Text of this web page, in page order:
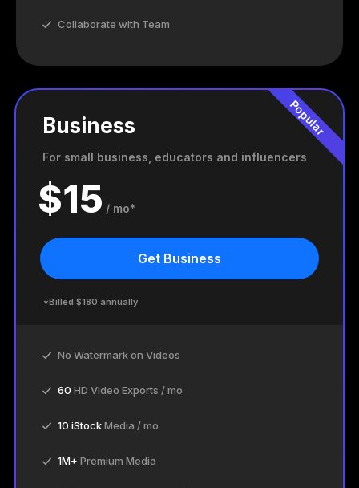
Collaborate with Team
Popular
Business
For small business, educators and influencers
$15 / mo*
Get Business
*Billed $180 annually
No Watermark on Videos
60 HD Video Exports / mo
10 iStockMedia / mo
1M+ Premium Media